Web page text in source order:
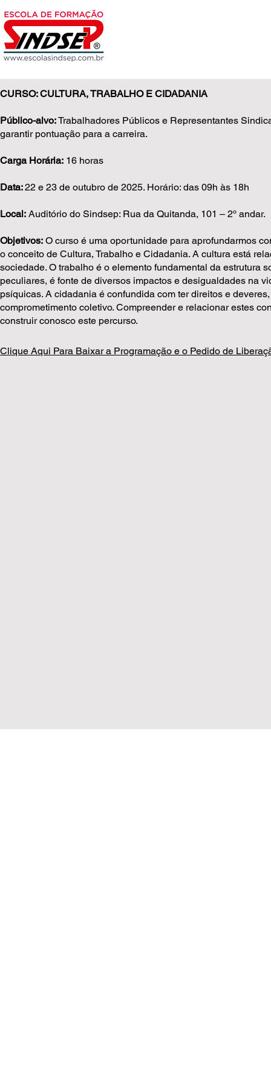
CURSO: CULTURA, TRABALHO E CIDADANIA
Público-alvo:Trabalhadores Públicos e Representantes
garantir pontuação para a carreira.
Carga Horária: 16 horas
Data:22 e 23 de outubro de 2025. Horário: das 09h às 18h
Local: Auditório do Sindsep: Rua da Quitanda, 101 – 2º andar.
Objetivos: O curso é uma oportunidade para aprofundarmos
o conceito de Cultura, Trabalho e Cidadania. A cultura está
sociedade. O trabalho é o elemento fundamental da estrutura
peculiares, é fonte de diversos impactos e desigualdades na
psíquicas. A cidadania é confundida com ter direitos e
comprometimento coletivo. Compreender e relacionar estes
construir conosco este percurso.
Clique Aqui Para Baixar a Programação e o Pedido de